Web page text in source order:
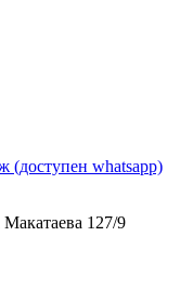
(доступен whatsapp)
127/9